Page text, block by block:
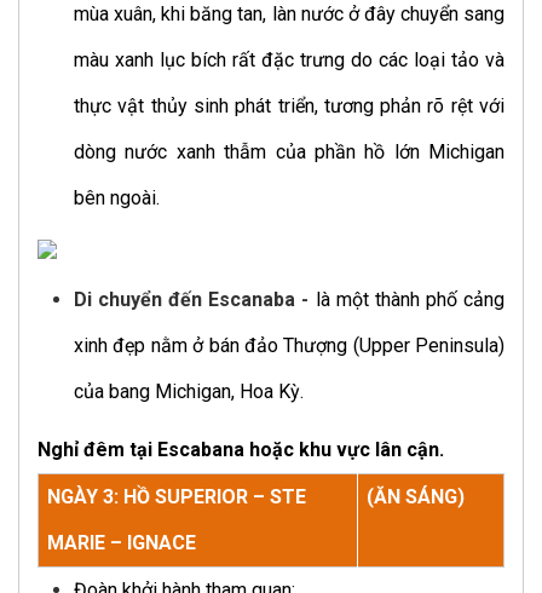
mùa xuân, khi băng tan, làn nước ở đây chuyển sang
màu xanh lục bích rất đặc trưng do các loại tảo và
thực vật thủy sinh phát triển, tương phản rõ rệt với
dòng nước xanh thẫm của phần hồ lớn Michigan
bên ngoài.
Di chuyển đến Escanaba - là một thành phố cảng
xinh đẹp nằm ở bán đảo Thượng (Upper Peninsula)
của bang Michigan, Hoa Kỳ.
Nghỉ đêm tại Escabana hoặc khu vực lân cận.
NGÀY 3: HỒ SUPERIOR – STE
MARIE – IGNACE
(ĂN SÁNG)